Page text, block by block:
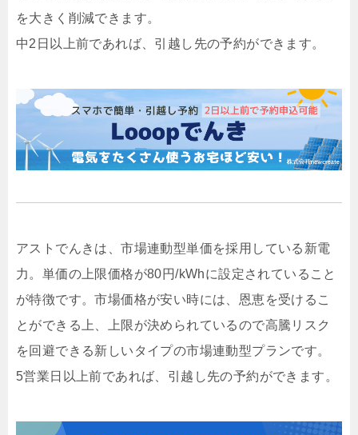
を大きく削減できます。
中2日以上前であれば、引越し先の予約ができます。
アストでんきは、市場連動型単価を採用している新電
力。単価の上限価格が80円/kWhに設定されていること
が特徴です。市場価格が安い時には、恩恵を受けるこ
とができる上、上限が決められているので高騰リスク
を回避できる新しいタイプの市場連動型プランです。
5営業日以上前であれば、引越し先の予約ができます。